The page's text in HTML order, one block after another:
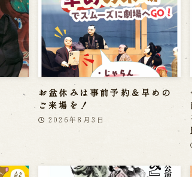
お盆休みは事前予約＆早めの
ご来場を！
2026年8月3日